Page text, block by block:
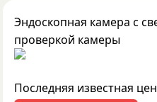
Эндоскопная камера с
проверкой камеры
Последняя известная